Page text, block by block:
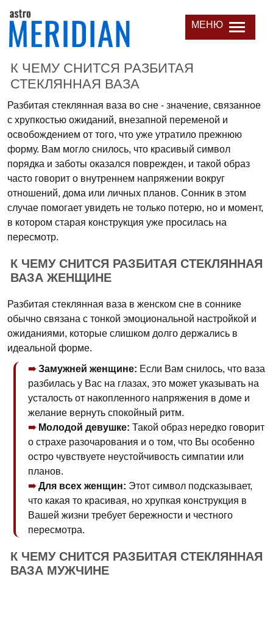
МЕНЮ
К ЧЕМУ СНИТСЯ РАЗБИТАЯ
СТЕКЛЯННАЯ ВАЗА
Разбитая стеклянная ваза во сне - значение, связанное
с хрупкостью ожиданий, внезапной переменой и
освобождением от того, что уже утратило прежнюю
форму. Вам могло снилось, что красивый символ
порядка и заботы оказался поврежден, и такой образ
часто говорит о внутреннем напряжении вокруг
отношений, дома или личных планов. Сонник в этом
случае помогает увидеть не только потерю, но и момент,
в котором старая конструкция уже просилась на
пересмотр.
К ЧЕМУ СНИТСЯ РАЗБИТАЯ СТЕКЛЯННАЯ
ВАЗА ЖЕНЩИНЕ
Разбитая стеклянная ваза в женском сне в соннике
обычно связана с тонкой эмоциональной настройкой и
ожиданиями, которые слишком долго держались в
идеальной форме.
Замужней женщине: Если Вам снилось, что ваза
разбилась у Вас на глазах, это может указывать на
усталость от накопленного напряжения в доме и
желание вернуть спокойный ритм.
Молодой девушке: Такой образ нередко говорит
о страхе разочарования и о том, что Вы особенно
остро чувствуете неустойчивость симпатии или
планов.
Для всех женщин: Этот символ подсказывает,
что какая то красивая, но хрупкая конструкция в
Вашей жизни требует бережности и честного
пересмотра.
К ЧЕМУ СНИТСЯ РАЗБИТАЯ СТЕКЛЯННАЯ
ВАЗА МУЖЧИНЕ